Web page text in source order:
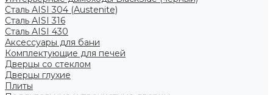
Сталь AISI 304 (Austenite)
Сталь AISI 316
Сталь AISI 430
Аксессуары для бани
Комплектующие для печей
Дверцы со стеклом
Дверцы глухие
Плиты